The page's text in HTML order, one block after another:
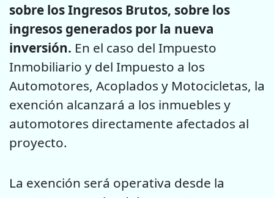
sobre los Ingresos Brutos, sobre los
ingresos generados por la nueva
inversión. En el caso del Impuesto
Inmobiliario y del Impuesto a los
Automotores, Acoplados y Motocicletas, la
exención alcanzará a los inmuebles y
automotores directamente afectados al
proyecto.
La exención será operativa desde la